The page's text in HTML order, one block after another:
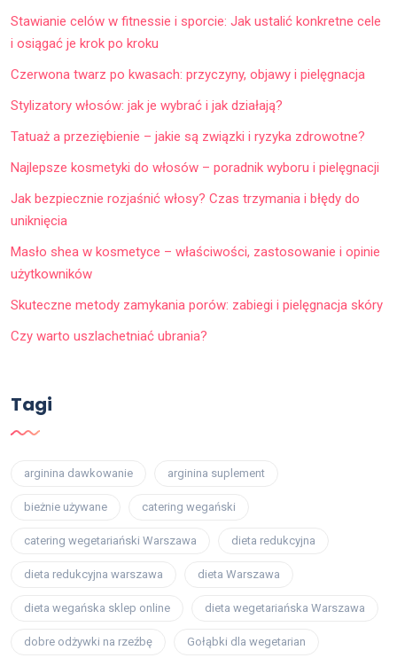
Stawianie celów w fitnessie i sporcie: Jak ustalić konkretne cele
i osiągać je krok po kroku
Czerwona twarz po kwasach: przyczyny, objawy i pielęgnacja
Stylizatory włosów: jak je wybrać i jak działają?
Tatuaż a przeziębienie – jakie są związki i ryzyka zdrowotne?
Najlepsze kosmetyki do włosów – poradnik wyboru i pielęgnacji
Jak bezpiecznie rozjaśnić włosy? Czas trzymania i błędy do
uniknięcia
Masło shea w kosmetyce – właściwości, zastosowanie i opinie
użytkowników
Skuteczne metody zamykania porów: zabiegi i pielęgnacja skóry
Czy warto uszlachetniać ubrania?
Tagi
arginina dawkowanie arginina suplement
bieżnie używane catering wegański
catering wegetariański Warszawa dieta redukcyjna
dieta redukcyjna warszawa dieta Warszawa
dieta wegańska sklep online dieta wegetariańska Warszawa
dobre odżywki na rzeźbę Gołąbki dla wegetarian